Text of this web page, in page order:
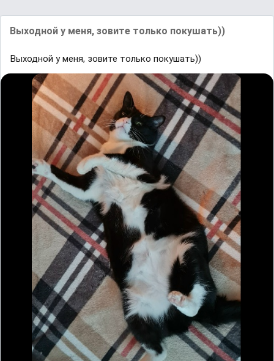
Выходной у меня, зовите только покушать))
Выходной у меня, зовите только покушать))